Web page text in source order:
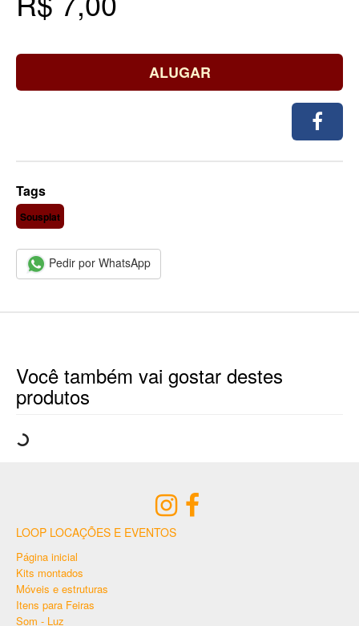
ALUGAR
Tags
Sousplat
Pedir por WhatsApp
Você também vai gostar destes
produtos
LOOP LOCAÇÕES E EVENTOS
Página inicial
Kits montados
Móveis e estruturas
Itens para Feiras
Som - Luz